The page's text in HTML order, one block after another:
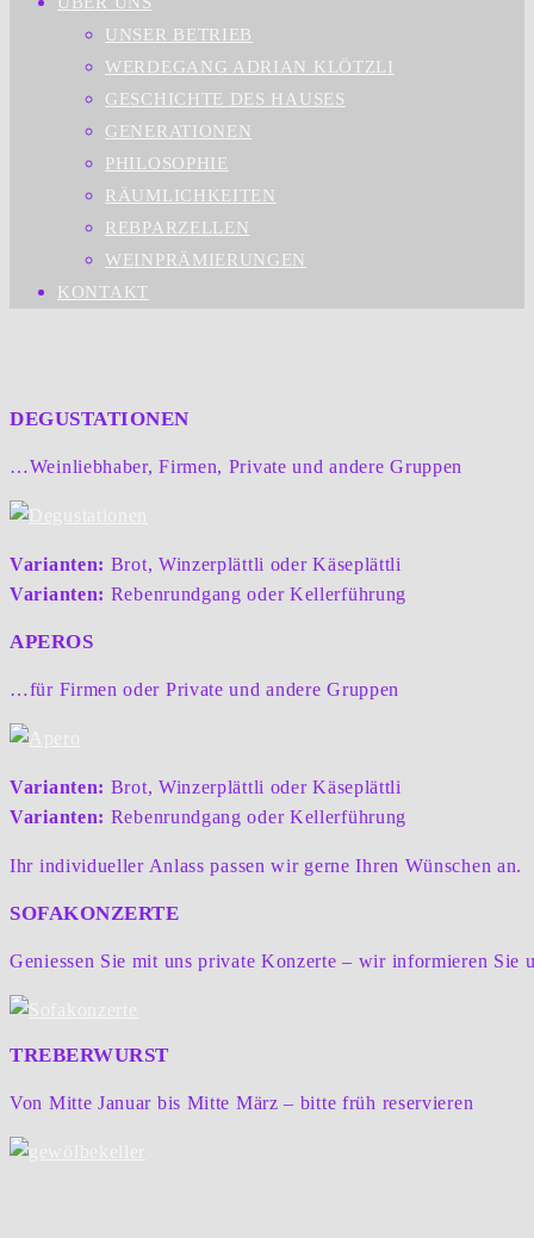
UNSER BETRIEB
WERDEGANG ADRIAN KLÖTZLI
GESCHICHTE DES HAUSES
GENERATIONEN
PHILOSOPHIE
RÄUMLICHKEITEN
REBPARZELLEN
WEINPRÄMIERUNGEN
KONTAKT
DEGUSTATIONEN
…Weinliebhaber, Firmen, Private und andere Gruppen
Varianten: Brot, Winzerplättli oder Käseplättli
Varianten: Rebenrundgang oder Kellerführung
APEROS
…für Firmen oder Private und andere Gruppen
Varianten: Brot, Winzerplättli oder Käseplättli
Varianten: Rebenrundgang oder Kellerführung
Ihr individueller Anlass passen wir gerne Ihren Wünschen an.
SOFAKONZERTE
Geniessen Sie mit uns private Konzerte – wir informieren Sie
TREBERWURST
Von Mitte Januar bis Mitte März – bitte früh reservieren